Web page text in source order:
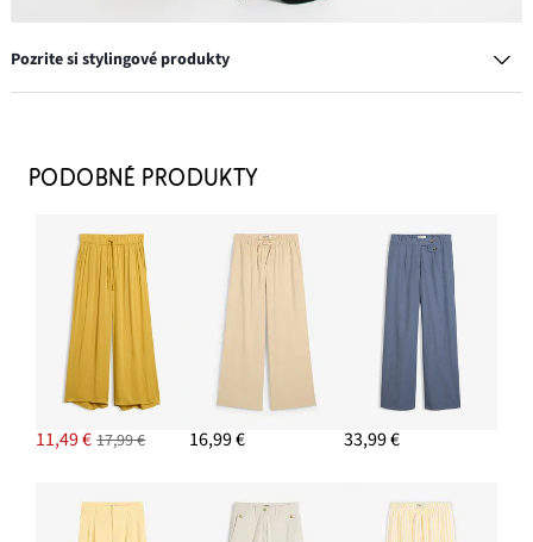
Pozrite si stylingové produkty
23,99 €
Nohavice Marlene s viskózou
11,49 €
PRIDAŤ DO KOŠÍKA
Vrúbkovaný pulóver, krátky rukáv s viskózou
15,99 €
26,99 €
PODOBNÉ PRODUKTY
11,49 € 17,99 € 16,99 € 33,99 €